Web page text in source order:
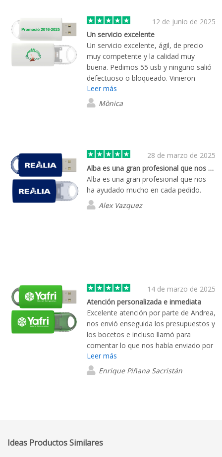
12 de junio de 2025
Un servicio excelente
Un servicio excelente, ágil, de precio
muy competente y la calidad muy
buena. Pedimos 55 usb y ninguno salió
defectuoso o bloqueado. Vinieron
puntuales y quedaron muy bonitos con
el logo de la escuela. Sin duda
Leer más
Mònica
28 de marzo de 2025
Alba es una gran profesional que nos ha…
Alba es una gran profesional que nos
ha ayudado mucho en cada pedido.
Alex Vazquez
14 de marzo de 2025
Atención personalizada e inmediata
Excelente atención por parte de Andrea,
nos envió enseguida los presupuestos y
los bocetos e incluso llamó para
comentar lo que nos había enviado por
si había alguna duda.
Leer más
Enrique Piñana Sacristán
Ideas Productos Similares